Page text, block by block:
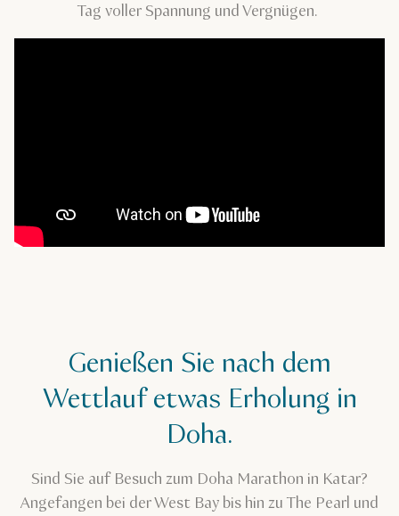
Tag voller Spannung und Vergnügen.
Genießen Sie nach dem
Wettlauf etwas Erholung in
Doha.
Sind Sie auf Besuch zum Doha Marathon in Katar?
Angefangen bei der West Bay bis hin zu The Pearl und